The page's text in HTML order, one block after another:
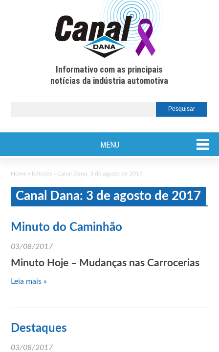
Informativo com as principais
notícias da indústria automotiva
MENU
Home » Edições » Canal Dana: 3 de agosto de 2017
Canal Dana: 3 de agosto de 2017
Minuto do Caminhão
03/08/2017
Minuto Hoje – Mudanças nas Carrocerias
Leia mais »
Destaques
03/08/2017